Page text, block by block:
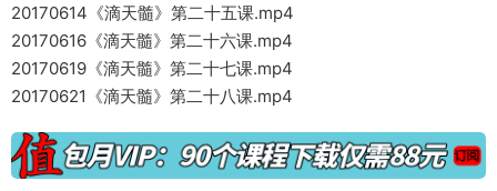
20170614《滴天髓》第二十五课.mp4
20170616《滴天髓》第二十六课.mp4
20170619《滴天髓》第二十七课.mp4
20170621《滴天髓》第二十八课.mp4